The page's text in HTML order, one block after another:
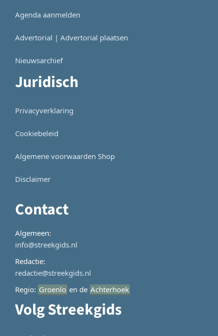
Agenda aanmelden
Advertorial | Advertorial plaatsen
Nieuwsarchief
Juridisch
Privacyverklaring
Cookiebeleid
Algemene voorwaarden Shop
Disclaimer
Contact
Algemeen:
info@streekgids.nl
Redactie:
redactie@streekgids.nl
Regio: Groenlo en de Achterhoek
Volg Streekgids